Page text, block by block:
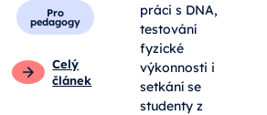
Pro
pedagogy
Celý
článek
práci s DNA,
testování
fyzické
výkonnosti i
setkání se
studenty z